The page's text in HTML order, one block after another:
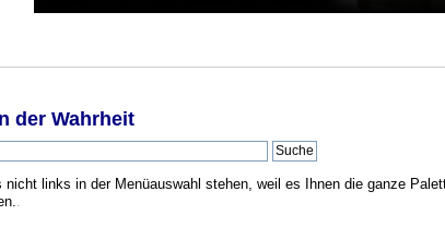
der Wahrheit
links in der Menüauswahl stehen, weil es Ihnen die ganze
.